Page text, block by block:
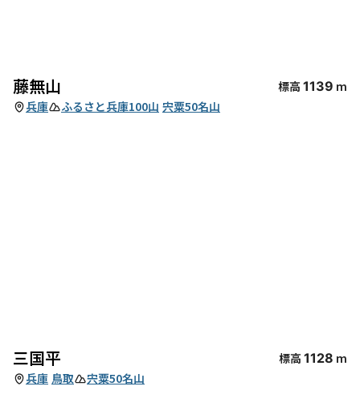
藤無山 標高 1139 m
兵庫
ふるさと兵庫100山 宍粟50名山
三国平 標高 1128 m
兵庫 鳥取 宍粟50名山